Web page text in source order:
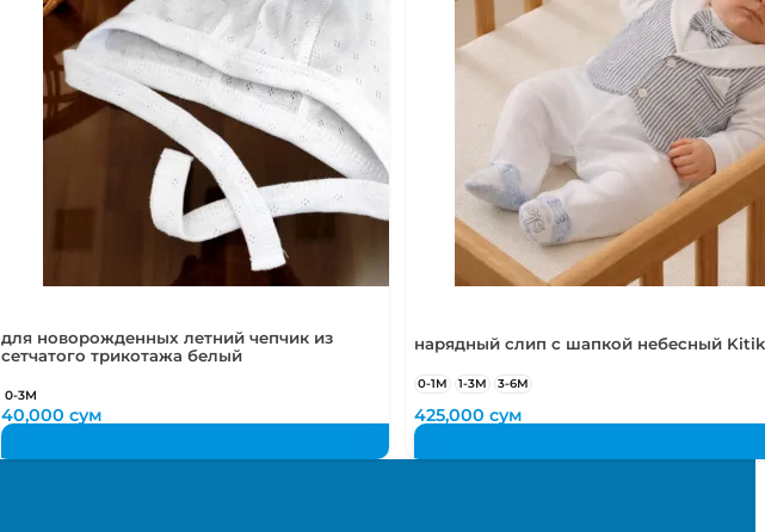
для новорожденных летний чепчик из
сетчатого трикотажа белый
0-3М
40,000сум
нарядный слип с шапкой небесный
0-1М 1-3М 3-6М
425,000 сум